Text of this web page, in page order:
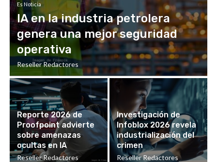
Es Noticia
IA en la industria petrolera
genera una mejor seguridad
operativa
Reseller Redactores
Reporte 2026 de
Proofpoint advierte
sobre amenazas
ocultas en IA
Reseller Redactores
Investigación de
Infoblox 2026 revela
industrialización del
crimen
Reseller Redactores